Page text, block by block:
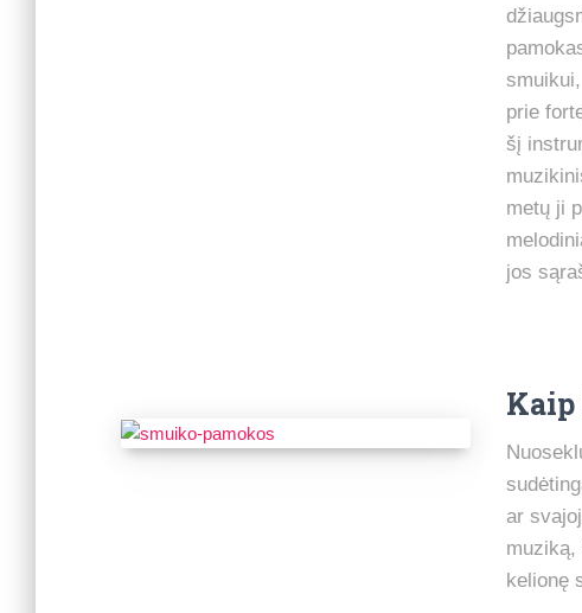
prie
šį
metų ji
jos
ar
kelionę